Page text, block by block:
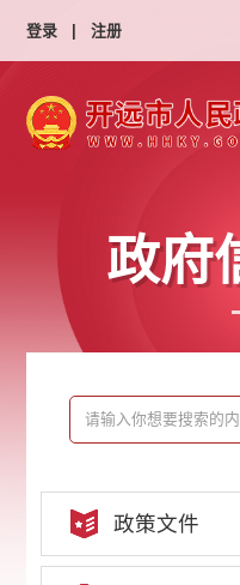
登录 | 注册
政府
政策文件